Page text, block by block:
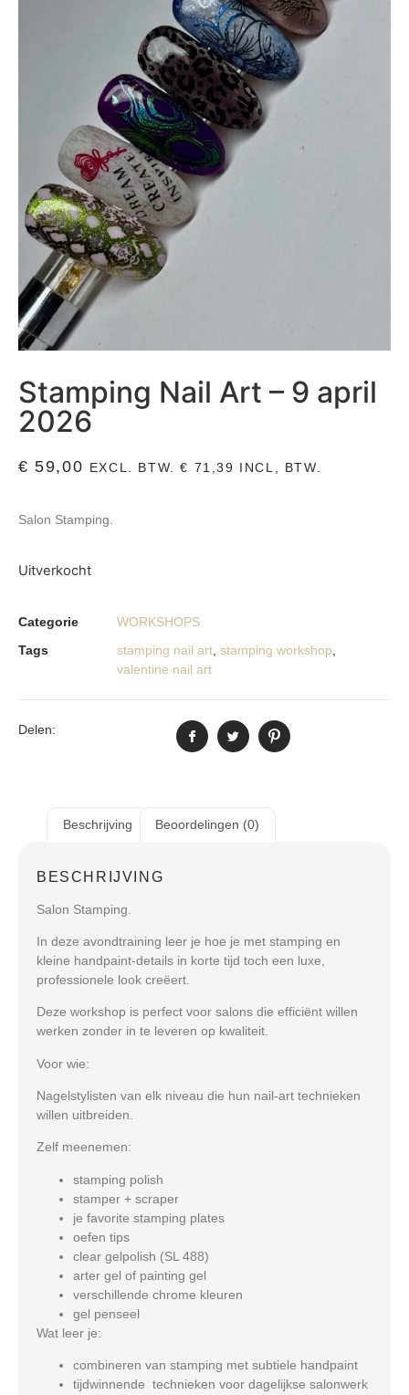
Stamping Nail Art – 9 april
2026
€ 59,00 EXCL. BTW.€ 71,39 INCL, BTW.
Salon Stamping.
Uitverkocht
Categorie
WORKSHOPS
Tags
stamping nail art stamping workshop
valentine nail art
Delen:
Beschrijving Beoordelingen (0)
BESCHRIJVING
Salon Stamping.
In deze avondtraining leer je hoe je met stamping en
kleine handpaint-details in korte tijd toch een luxe,
professionele look creëert.
Deze workshop is perfect voor salons die efficiënt willen
werken zonder in te leveren op kwaliteit.
Voor wie:
Nagelstylisten van elk niveau die hun nail-art technieken
willen uitbreiden.
Zelf meenemen:
stamping polish
stamper + scraper
je favorite stamping plates
oefen tips
clear gelpolish (SL 488)
arter gel of painting gel
verschillende chrome kleuren
gel penseel
Wat leer je:
combineren van stamping met subtiele handpaint
tijdwinnende technieken voor dagelijkse salonwerk